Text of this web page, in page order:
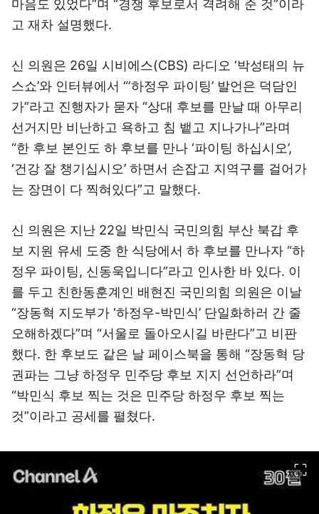
마음도 있었다”며 “경쟁 후보로서 격려해 준 것”이라
고 재차 설명했다.
신 의원은 26일 시비에스(CBS) 라디오 ‘박성태의 뉴
스쇼’와 인터뷰에서 “‘하정우 파이팅’ 발언은 덕담인
가”라고 진행자가 묻자 “상대 후보를 만날 때 아무리
선거지만 비난하고 욕하고 침 뱉고 지나가나”라며
“한 후보 본인도 하 후보를 만나 ‘파이팅 하십시오’,
‘건강 잘 챙기십시오’ 하면서 손잡고 지역구를 걸어가
는 장면이 다 찍혀있다”고 말했다.
신 의원은 지난 22일 박민식 국민의힘 부산 북갑 후
보 지원 유세 도중 한 식당에서 하 후보를 만나자 “하
정우 파이팅, 신동욱입니다”라고 인사한 바 있다. 이
를 두고 친한동훈계인 배현진 국민의힘 의원은 이날
“장동혁 지도부가 ‘하정우-박민식’ 단일화하러 간 줄
오해하겠다”며 “서울로 돌아오시길 바란다”고 비판
했다. 한 후보도 같은 날 페이스북을 통해 “장동혁 당
권파는 그냥 하정우 민주당 후보 지지 선언하라”며
“박민식 후보 찍는 것은 민주당 하정우 후보 찍는
것”이라고 공세를 펼쳤다.